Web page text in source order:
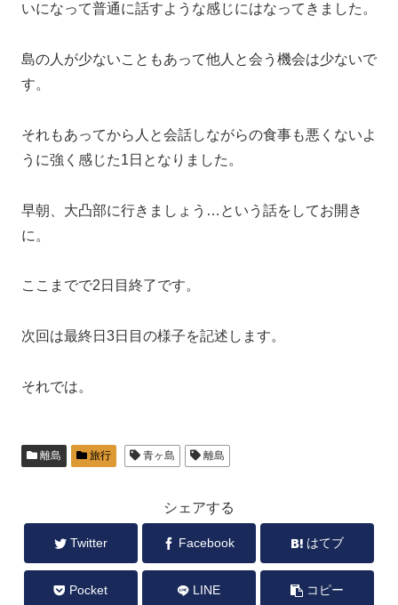
いになって普通に話すような感じにはなってきました。
島の人が少ないこともあって他人と会う機会は少ないで
す。
それもあってから人と会話しながらの食事も悪くないよ
うに強く感じた1日となりました。
早朝、大凸部に行きましょう…という話をしてお開き
に。
ここまでで2日目終了です。
次回は最終日3日目の様子を記述します。
それでは。
離島 旅行 青ヶ島 離島
シェアする
Twitter Facebook はてブ
Pocket LINE コピー